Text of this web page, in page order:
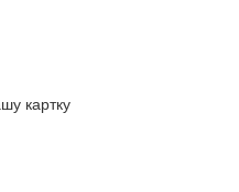
картку